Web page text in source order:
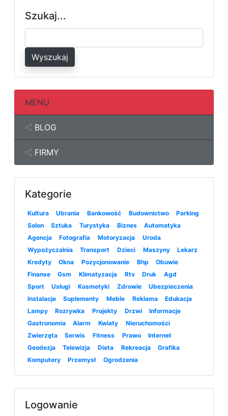
Szukaj...
Wyszukaj
MENU
BLOG
FIRMY
Kategorie
Kultura Ubrania Bankowość Budownictwo
Parking
Salon
Sztuka Turystyka Biznes
Automatyka
Agencja
Fotografia Motoryzacja
Uroda
Wypożyczalnia
Transport Dzieci Maszyny
Lekarz
Kredyty
Okna Pozycjonowanie Bhp
Obuwie
Finanse
Gsm Klimatyzacja Rtv Druk
Agd
Sport
Usługi Kosmetyki Zdrowie
Ubezpieczenia
Instalacje
Suplementy Meble Reklama
Edukacja
Lampy
Rozrywka Projekty Drzwi
Informacje
Gastronomia
Alarm Kwiaty
Nieruchomości
Zwierzęta
Serwis Fitness Prawo
Internet
Geodezja
Telewizja Dieta Rekreacja
Grafika
Komputery
Przemysł Ogrodzenia
Logowanie